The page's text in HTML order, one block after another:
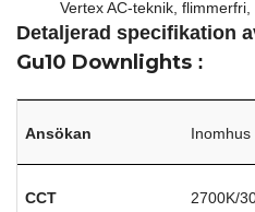
Vertex AC-teknik, flimmerfri,
Detaljerad specifikation
Gu10 Downlights :
Ansökan Inomhus
CCT
2700K/